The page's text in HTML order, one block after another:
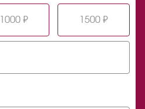
1000 ₽ 1500 ₽